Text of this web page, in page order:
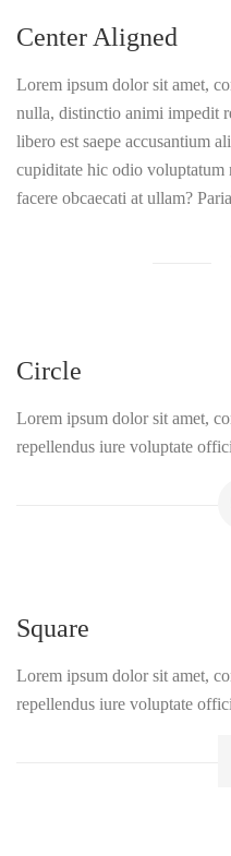
Center Aligned
Lorem ipsum dolor sit amet,
nulla, distinctio animi impedit
libero est saepe accusantium
cupiditate hic odio voluptatum
facere obcaecati at ullam?
Circle
Lorem ipsum dolor sit amet,
repellendus iure voluptate
Square
Lorem ipsum dolor sit amet,
repellendus iure voluptate